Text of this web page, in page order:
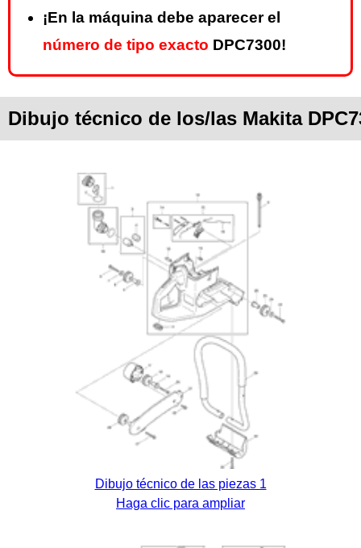
¡En la máquina debe aparecer el
número de tipo exacto DPC7300!
Dibujo técnico de los/las Makita
Dibujo técnico de las piezas 1
Haga clic para ampliar